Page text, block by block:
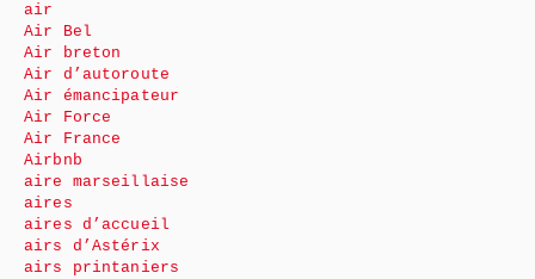
air
Air Bel
Air breton
Air d’autoroute
Air émancipateur
Air Force
Air France
Airbnb
aire marseillaise
aires
aires d’accueil
airs d’Astérix
airs printaniers